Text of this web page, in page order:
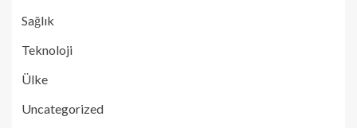
Sağlık
Teknoloji
Ülke
Uncategorized